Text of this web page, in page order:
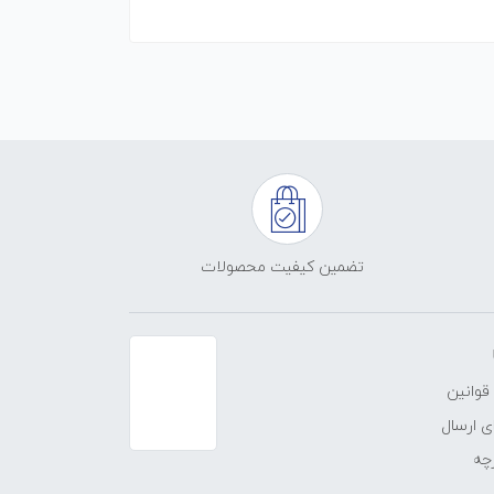
تضمین کیفیت محصولات
ارسال